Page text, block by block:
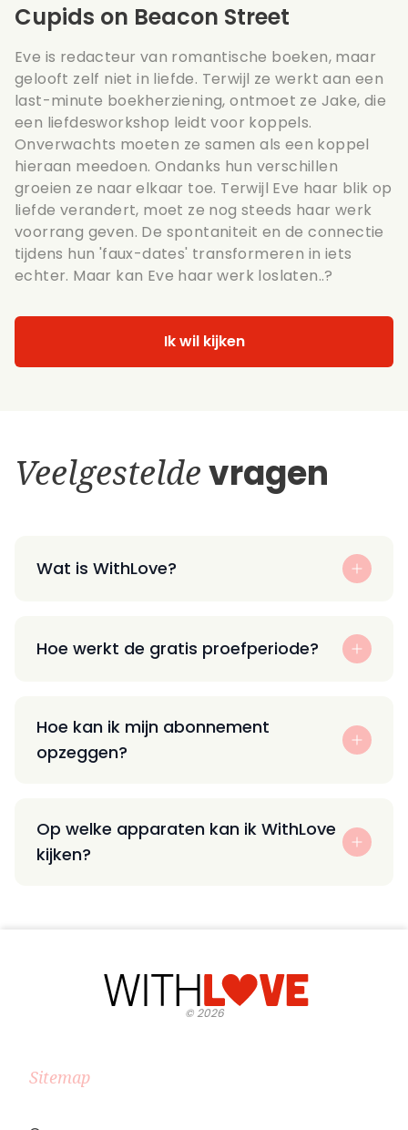
Cupids on Beacon Street
Eve is redacteur van romantische boeken, maar
gelooft zelf niet in liefde. Terwijl ze werkt aan een
last-minute boekherziening, ontmoet ze Jake, die
een liefdesworkshop leidt voor koppels.
Onverwachts moeten ze samen als een koppel
hieraan meedoen. Ondanks hun verschillen
groeien ze naar elkaar toe. Terwijl Eve haar blik op
liefde verandert, moet ze nog steeds haar werk
voorrang geven. De spontaniteit en de connectie
tijdens hun 'faux-dates' transformeren in iets
echter. Maar kan Eve haar werk loslaten..?
Ik wil kijken
Veelgesteldevragen
Wat is WithLove?
Hoe werkt de gratis proefperiode?
Hoe kan ik mijn abonnement
opzeggen?
Op welke apparaten kan ik WithLove
kijken?
©2026
Sitemap